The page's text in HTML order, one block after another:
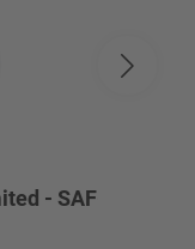
- SAF-Holland